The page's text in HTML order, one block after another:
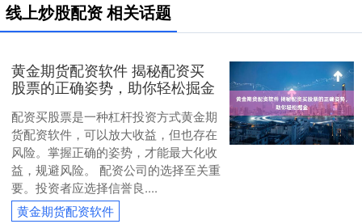
线上炒股配资 相关话题
黄金期货配资软件 揭秘配资买
股票的正确姿势，助你轻松掘金
配资买股票是一种杠杆投资方式黄金期
货配资软件，可以放大收益，但也存在
风险。掌握正确的姿势，才能最大化收
益，规避风险。 配资公司的选择至关重
要。投资者应选择信誉良....
黄金期货配资软件